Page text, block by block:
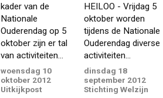
kader van de
Nationale
Ouderendag op 5
oktober zijn er tal
van activiteiten...
woensdag 10
oktober 2012
Uitkijkpost
HEILOO - Vrijdag 5
oktober worden
tijdens de Nationale
Ouderendag diverse
activiteiten...
dinsdag 18
september 2012
Stichting Welzijn